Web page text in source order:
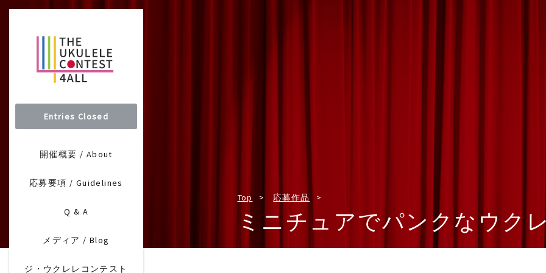
Entries Closed
開催概要 / About
応募要項 / Guidelines
Q & A
メディア / Blog
ジ・ウクレレコンテスト
Top 応募作品
ミニチュアでパンクなウク